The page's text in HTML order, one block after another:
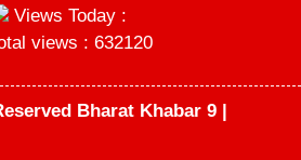
Views Today :
views : 632120
Bharat Khabar 9 |